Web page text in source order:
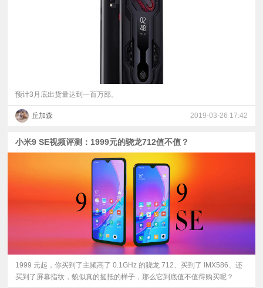
预计3月底出货量达到一百万部。
丘加森 2019-03-26 17:42
小米9 SE视频评测：1999元的骁龙712值不值？
1999 元起，你买到了主频高了 0.1GHz 的骁龙 712、买到了 IMX586、还
买到了屏幕指纹，貌似真的挺抵的样子，那么它到底值不值得购买呢？